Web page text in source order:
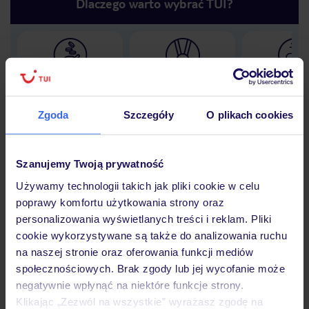
Zgoda Szczegóły O plikach cookies
Szanujemy Twoją prywatność
Używamy technologii takich jak pliki cookie w celu
poprawy komfortu użytkowania strony oraz
personalizowania wyświetlanych treści i reklam. Pliki
cookie wykorzystywane są także do analizowania ruchu
na naszej stronie oraz oferowania funkcji mediów
społecznościowych. Brak zgody lub jej wycofanie może
negatywnie wpłynąć na niektóre funkcje strony.
Klikając „Zezwól na wszystkie” wyrażasz zgodę na
Lider niskich cen 30 lat w
Hotel
Opinie
Pokoje